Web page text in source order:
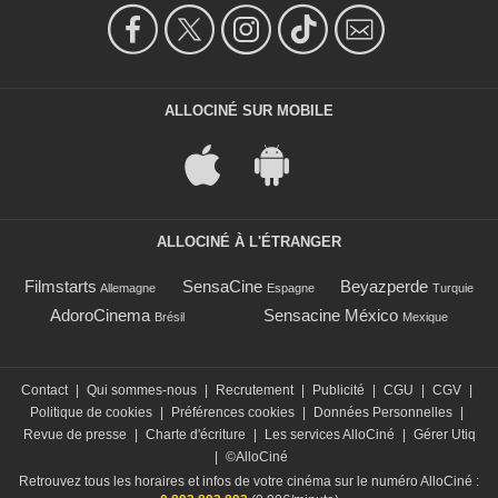
ALLOCINÉ SUR MOBILE
ALLOCINÉ À L'ÉTRANGER
Filmstarts Allemagne SensaCine Espagne Beyazperde Turquie
AdoroCinema Brésil Sensacine México Mexique
Contact Qui sommes-nous Recrutement Publicité CGU CGV
Politique de cookies
Préférences cookies Données Personnelles
Revue de presse
Charte d'écriture Les services AlloCiné
Gérer Utiq
©AlloCiné
Retrouvez tous les horaires et infos de votre cinéma sur le numéro AlloCiné :